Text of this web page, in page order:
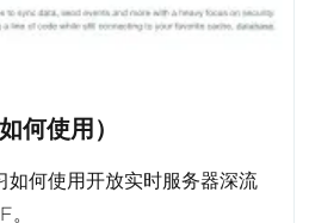
何使用）
如何使用开放实时服务器深流